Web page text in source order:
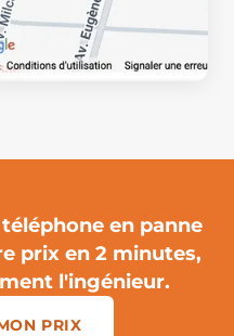
en panne
prix en 2 minutes,
l'ingénieur.
PRIX